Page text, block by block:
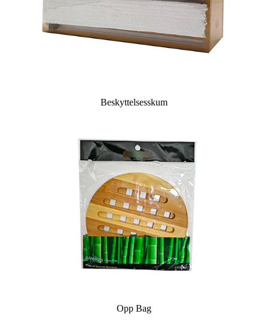
Beskyttelsesskum
Opp Bag